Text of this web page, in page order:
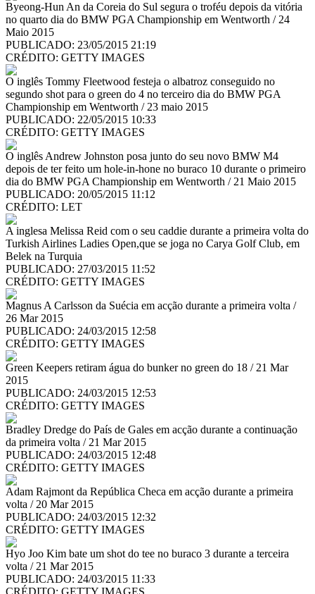
Byeong-Hun An da Coreia do Sul segura o troféu depois da vitória
no quarto dia do BMW PGA Championship em Wentworth / 24
Maio 2015
PUBLICADO: 23/05/2015 21:19
CRÉDITO: GETTY IMAGES
O inglês Tommy Fleetwood festeja o albatroz conseguido no
segundo shot para o green do 4 no terceiro dia do BMW PGA
Championship em Wentworth / 23 maio 2015
PUBLICADO: 22/05/2015 10:33
CRÉDITO: GETTY IMAGES
O inglês Andrew Johnston posa junto do seu novo BMW M4
depois de ter feito um hole-in-hone no buraco 10 durante o primeiro
dia do BMW PGA Championship em Wentworth / 21 Maio 2015
PUBLICADO: 20/05/2015 11:12
CRÉDITO: LET
A inglesa Melissa Reid com o seu caddie durante a primeira volta do
Turkish Airlines Ladies Open,que se joga no Carya Golf Club, em
Belek na Turquia
PUBLICADO: 27/03/2015 11:52
CRÉDITO: GETTY IMAGES
Magnus A Carlsson da Suécia em acção durante a primeira volta /
26 Mar 2015
PUBLICADO: 24/03/2015 12:58
CRÉDITO: GETTY IMAGES
Green Keepers retiram água do bunker no green do 18 / 21 Mar
2015
PUBLICADO: 24/03/2015 12:53
CRÉDITO: GETTY IMAGES
Bradley Dredge do País de Gales em acção durante a continuação
da primeira volta / 21 Mar 2015
PUBLICADO: 24/03/2015 12:48
CRÉDITO: GETTY IMAGES
Adam Rajmont da República Checa em acção durante a primeira
volta / 20 Mar 2015
PUBLICADO: 24/03/2015 12:32
CRÉDITO: GETTY IMAGES
Hyo Joo Kim bate um shot do tee no buraco 3 durante a terceira
volta / 21 Mar 2015
PUBLICADO: 24/03/2015 11:33